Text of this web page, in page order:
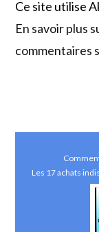
(facultatif)
Ce site utilise
En savoir plus
commentaires
Les 17 achats